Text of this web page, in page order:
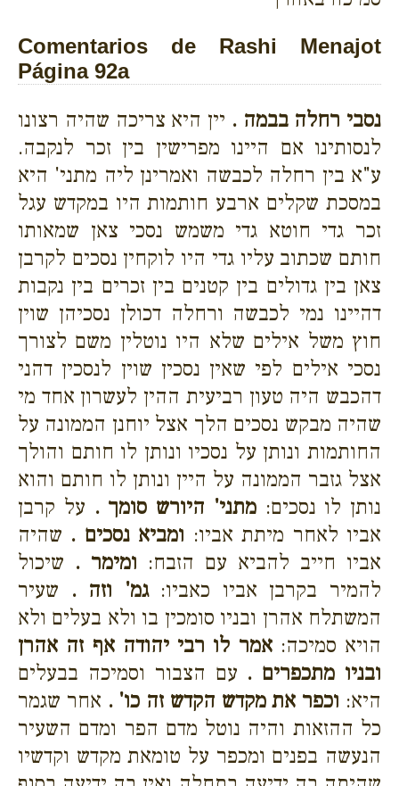
Comentarios de Rashi Menajot
Página 92a
נסבי רחלה בבמה . יין היא צריכה שהיה רצונו
לנסותינו אם היינו מפרישין בין זכר לנקבה.
ע"א בין רחלה לכבשה ואמרינן ליה מתני' היא
במסכת שקלים ארבע חותמות היו במקדש עגל
זכר גדי חוטא גדי משמש נסכי צאן שמאותו
חותם שכתוב עליו גדי היו לוקחין נסכים לקרבן
צאן בין גדולים בין קטנים בין זכרים בין נקבות
דהיינו נמי לכבשה ורחלה דכולן נסכיהן שוין
חוץ משל אילים שלא היו נוטלין משם לצורך
נסכי אילים לפי שאין נסכין שוין לנסכין דהני
דהכבש היה טעון רביעית ההין לעשרון אחד מי
שהיה מבקש נסכים הלך אצל יוחנן הממונה על
החותמות ונותן על נסכיו ונותן לו חותם והולך
אצל גזבר הממונה על היין ונותן לו חותם והוא
נותן לו נסכים:מתני' היורש סומך . על קרבן
אביו לאחר מיתת אביו: ומביא נסכים . שהיה
אביו חייב להביא עם הזבח: ומימר . שיכול
להמיר בקרבן אביו כאביו:גמ' וזה . שעיר
המשתלח אהרן ובניו סומכין בו ולא בעלים ולא
הויא סמיכה:אמר לו רבי יהודה אף זה אהרן
ובניו מתכפרים . עם הצבור וסמיכה בבעלים
היא: וכפר את מקדש הקדש זה כו' . אחר שגמר
כל ההזאות והיה נוטל מדם הפר ומדם השעיר
הנעשה בפנים ומכפר על טומאת מקדש וקדשיו